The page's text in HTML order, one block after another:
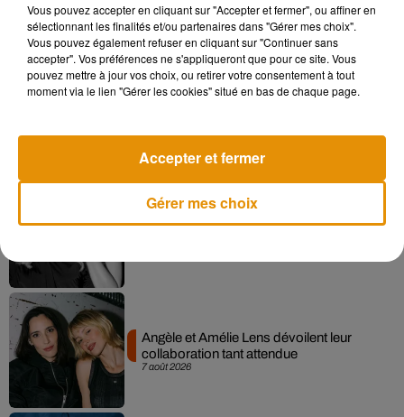
avoir des répercussions bien plus durables qu’on ne le
pensait, faisant de cette période un moment clé pour
préserver sa santé à long terme.
7 août 2026
Angèle et Amélie Lens dévoilent leur
collaboration tant attendue
Vous pouvez accepter en cliquant sur "Accepter et fermer", ou affiner en
sélectionnant les finalités et/ou partenaires dans "Gérer mes choix".
Vous pouvez également refuser en cliquant sur "Continuer sans
accepter". Vos préférences ne s'appliqueront que pour ce site. Vous
pouvez mettre à jour vos choix, ou retirer votre consentement à tout
moment via le lien "Gérer les cookies" situé en bas de chaque page.
Gérer mes choix
Accepter et fermer